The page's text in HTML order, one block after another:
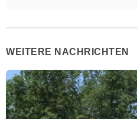
WEITERE NACHRICHTEN